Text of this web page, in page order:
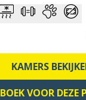
KAMERS
BOEK VOOR DEZE